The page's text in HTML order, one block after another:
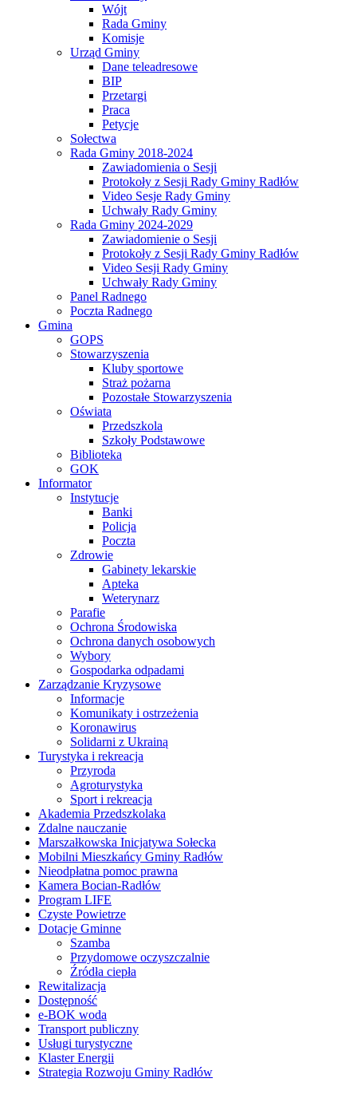
Wójt
Rada Gminy
Komisje
Urząd Gminy
Dane teleadresowe
BIP
Przetargi
Praca
Petycje
Sołectwa
Rada Gminy 2018-2024
Zawiadomienia o Sesji
Protokoły z Sesji Rady Gminy Radłów
Video Sesje Rady Gminy
Uchwały Rady Gminy
Rada Gminy 2024-2029
Zawiadomienie o Sesji
Protokoły z Sesji Rady Gminy Radłów
Video Sesji Rady Gminy
Uchwały Rady Gminy
Panel Radnego
Poczta Radnego
Gmina
GOPS
Stowarzyszenia
Kluby sportowe
Straż pożarna
Pozostałe Stowarzyszenia
Oświata
Przedszkola
Szkoły Podstawowe
Biblioteka
GOK
Informator
Instytucje
Banki
Policja
Poczta
Zdrowie
Gabinety lekarskie
Apteka
Weterynarz
Parafie
Ochrona Środowiska
Ochrona danych osobowych
Wybory
Gospodarka odpadami
Zarządzanie Kryzysowe
Informacje
Komunikaty i ostrzeżenia
Koronawirus
Solidarni z Ukrainą
Turystyka i rekreacja
Przyroda
Agroturystyka
Sport i rekreacja
Akademia Przedszkolaka
Zdalne nauczanie
Marszałkowska Inicjatywa Sołecka
Mobilni Mieszkańcy Gminy Radłów
Nieodpłatna pomoc prawna
Kamera Bocian-Radłów
Program LIFE
Czyste Powietrze
Dotacje Gminne
Szamba
Przydomowe oczyszczalnie
Źródła ciepła
Rewitalizacja
Dostępność
e-BOK woda
Transport publiczny
Usługi turystyczne
Klaster Energii
Strategia Rozwoju Gminy Radłów